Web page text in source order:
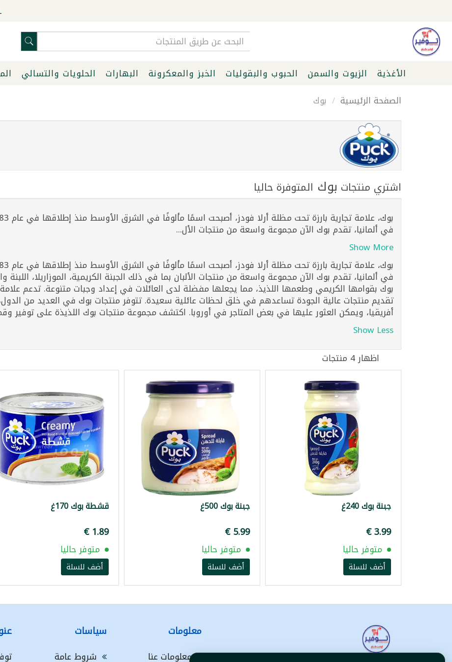
الأغذية الزيوت والسمن الحبوب والبقوليات الخبز والمعكرونة البهارات الحلويات والتسالي
الصفحة الرئيسية
بوك
اشتري منتجات بوك المتوفرة حاليا
في ألمانيا، تقدم بوك الآن مجموعة واسعة من منتجات الأل...
Show More
في ألمانيا، تقدم بوك الآن مجموعة واسعة من منتجات الألبان بما في ذلك الجبنة الكريمية، الموزاريلا،
بوك بقوامها الكريمي وطعمها اللذيذ، مما يجعلها مفضلة لدى العائلات في إعداد وجبات متنوعة. تدعم
تقديم منتجات عالية الجودة تساعدهم في خلق لحظات عائلية سعيدة. تتوفر منتجات بوك في العديد من
أفريقيا، ويمكن العثور عليها في بعض المتاجر في أوروبا. اكتشف مجموعة منتجات بوك اللذيذة على توفير
Show Less
اظهار 4 منتجات
جبنة بوك 240غ
متوفر حاليا
أضف للسلة
جبنة بوك 500غ
متوفر حاليا
أضف للسلة
قشطة بوك 170غ
متوفر حاليا
أضف للسلة
معلومات
معلومات عنا
سياسات
شروط عامة